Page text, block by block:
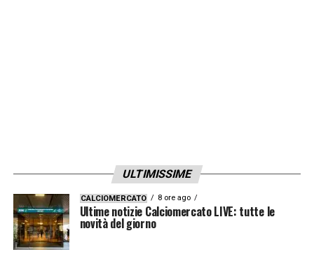
ULTIMISSIME
CALCIOMERCATO 8 ore ago
Ultime notizie Calciomercato LIVE: tutte le
novità del giorno